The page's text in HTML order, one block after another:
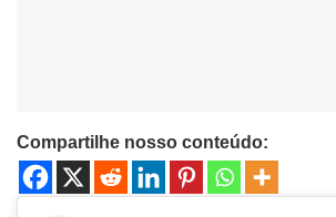
Compartilhe nosso conteúdo: